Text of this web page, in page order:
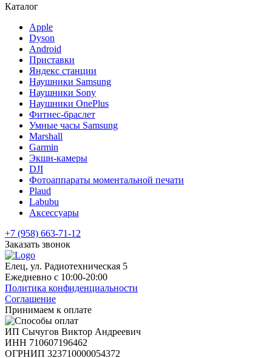
Каталог
Apple
Dyson
Android
Приставки
Яндекс станции
Наушники Samsung
Наушники Sony
Наушники OnePlus
Фитнес-браслет
Умные часы Samsung
Marshall
Garmin
Экшн-камеры
DJI
Фотоаппараты моментальной печати
Plaud
Labubu
Аксессуары
+7 (958) 663-71-12
Заказать звонок
Елец, ул. Радиотехническая 5
Ежедневно с 10:00-20:00
Политика конфиденциальности
Соглашение
Принимаем к оплате
ИП Сычугов Виктор Андреевич
ИНН 710607196462
ОГРНИП 323710000054372